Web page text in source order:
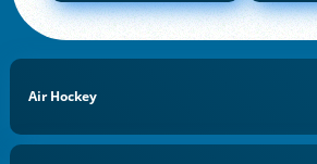
Air Hockey